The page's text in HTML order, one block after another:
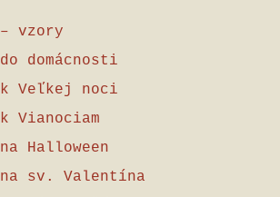
vzory
domácnosti
k Veľkej noci
Vianociam
Halloween
na sv. Valentína